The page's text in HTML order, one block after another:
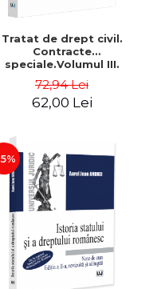
Tratat de drept civil.
Contracte
speciale.Volumul III.
Imprumutul de
Tranzactia.
Francisc Deak, Luci
72,94 Lei
62,00 Lei